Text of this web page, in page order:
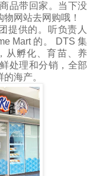
品带回家。当下没
网站去网购哦！
提供的。听负责人
Mart 的。 DTS 集
从孵化、育苗、养
处理和分销，全部
海产。